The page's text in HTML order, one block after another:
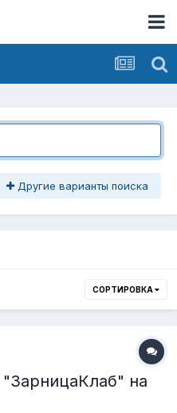
Другие варианты поиска
СОРТИРОВКА
на